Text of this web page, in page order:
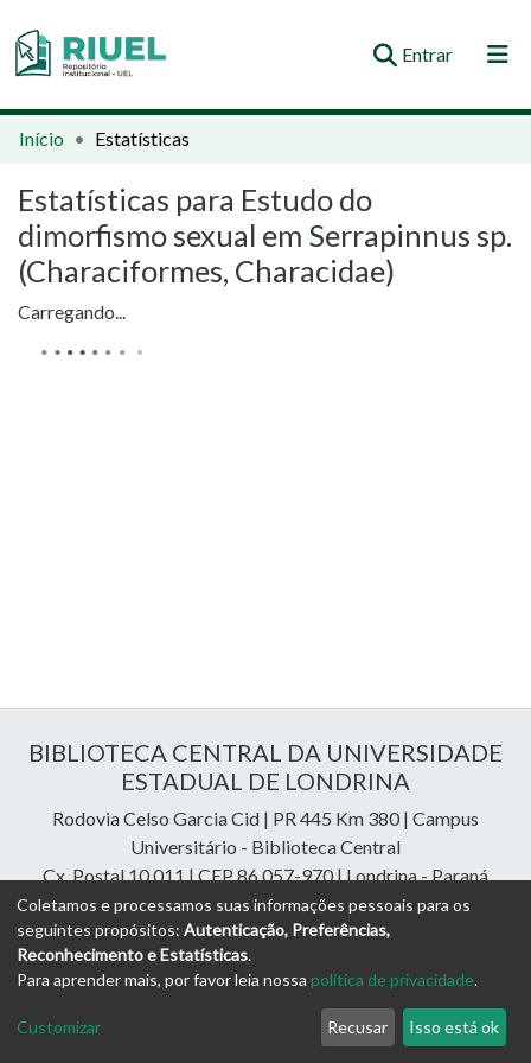
Entrar(current)
Orientações e Normas
Busca no Repositório
Início Estatísticas
Estatísticas para Estudo do
dimorfismo sexual em Serrapinnus sp.
(Characiformes, Characidae)
Carregando...
BIBLIOTECA CENTRAL DA UNIVERSIDADE
ESTADUAL DE LONDRINA
Rodovia Celso Garcia Cid | PR 445 Km 380 | Campus
Universitário - Biblioteca Central
Cx. Postal 10.011 | CEP 86.057-970 | Londrina - Paraná
Contatos: e-mail:riuel@uel.br| fone: 43 3371-4409
DSpace Cloud Softwarecopyright © 2023-2026
Libraries Assessoria e Consultoria
Configurações de
Termos
de Uso
Enviar uma
Sugestão
Coletamos e processamos suas informações pessoais para os
seguintes propósitos: Autenticação, Preferências,
Reconhecimento e Estatísticas.
Para aprender mais, por favor leia nossa política de privacidade.
Customizar Recusar Isso está ok